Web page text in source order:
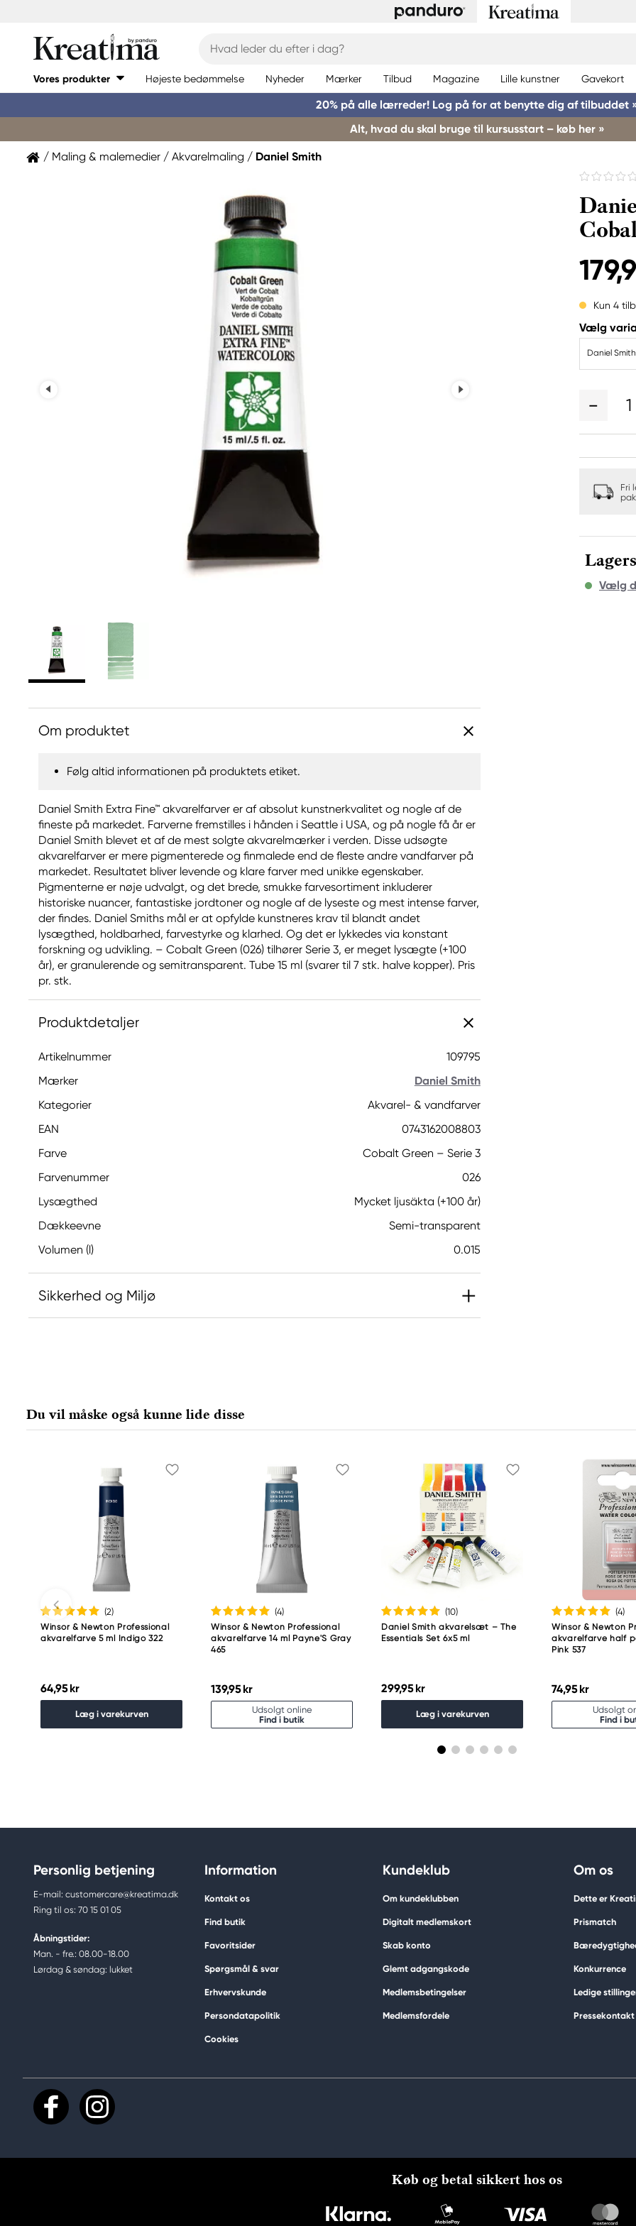
Vores produkter Højeste bedømmelse Nyheder Mærker Tilbud Magazine Lille kunstner Gavekort
20% på alle lærreder! Log på for at benytte dig af tilbuddet
Alt, hvad du skal bruge til kursusstart – køb her »
Maling & malemedier Akvarelmaling Daniel Smith
Kun 4
Vælg
Daniel
1
Fri
Vælg
Om produktet
Følg altid informationen på produktets etiket.
Daniel Smith Extra Fine™ akvarelfarver er af absolut kunstnerkvalitet og nogle af de
fineste på markedet. Farverne fremstilles i hånden i Seattle i USA, og på nogle få år er
Daniel Smith blevet et af de mest solgte akvarelmærker i verden. Disse udsøgte
akvarelfarver er mere pigmenterede og finmalede end de fleste andre vandfarver på
markedet. Resultatet bliver levende og klare farver med unikke egenskaber.
Pigmenterne er nøje udvalgt, og det brede, smukke farvesortiment inkluderer
historiske nuancer, fantastiske jordtoner og nogle af de lyseste og mest intense farver,
der findes. Daniel Smiths mål er at opfylde kunstneres krav til blandt andet
lysægthed, holdbarhed, farvestyrke og klarhed. Og det er lykkedes via konstant
forskning og udvikling. – Cobalt Green (026) tilhører Serie 3, er meget lysægte (+100
år), er granulerende og semitransparent. Tube 15 ml (svarer til 7 stk. halve kopper). Pris
pr. stk.
Produktdetaljer
Artikelnummer
109795
Mærker
Daniel Smith
Kategorier
Akvarel- & vandfarver
EAN
0743162008803
Farve
Cobalt Green – Serie 3
Farvenummer
026
Lysægthed
Mycket ljusäkta (+100 år)
Dækkeevne
Semi-transparent
Volumen (l)
0.015
Sikkerhed og Miljø
1160 Köpenhamn K, Denmark
city@stelling.dk
Du vil måske også kunne lide disse
(2)
Winsor & Newton Professional
akvarelfarve 5 ml Indigo 322
64,95 kr
Læg i varekurven
(4)
Winsor & Newton Professional
akvarelfarve 14 ml Payne'S Gray
465
139,95 kr
Udsolgt online
Find i butik
(10)
Daniel Smith akvarelsæt – The
Essentials Set 6x5 ml
299,95 kr
Læg i varekurven
(4)
Winsor & Newton
akvarelfarve half
Pink 537
74,95 kr
Udsolgt
Find i
Personlig betjening
E-mail: customercare@kreatima.dk
Ring til os: 70 15 01 05
Åbningstider:
Man. - fre.: 08.00-18.00
Lørdag & søndag: lukket
Information
Kontakt os
Find butik
Favoritsider
Spørgsmål & svar
Erhvervskunde
Persondatapolitik
Cookies
Kundeklub
Om kundeklubben
Digitalt medlemskort
Skab konto
Glemt adgangskode
Medlemsbetingelser
Medlemsfordele
Om os
Dette er
Prismatch
Konkurrence
Ledige
Pressekontakt
Køb og betal sikkert hos os